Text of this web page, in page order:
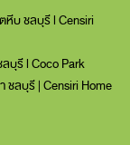
หีบ ชลบุรี l Censiri
ลบุรี l Coco Park
ชลบุรี | Censiri Home